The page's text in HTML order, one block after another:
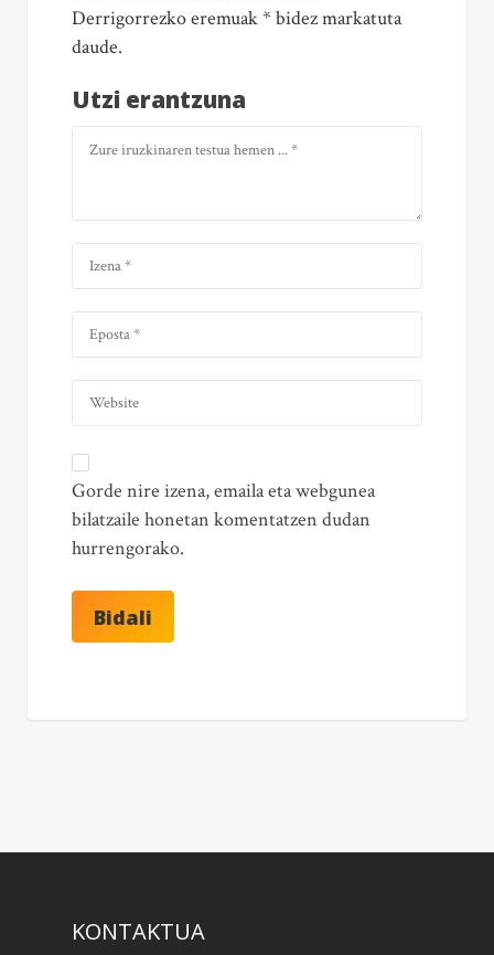
Derrigorrezko eremuak * bidez markatuta
daude.
Utzi erantzuna
Gorde nire izena, emaila eta webgunea
bilatzaile honetan komentatzen dudan
hurrengorako.
KONTAKTUA